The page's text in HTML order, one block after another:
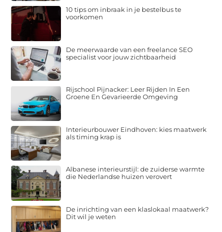
10 tips om inbraak in je bestelbus te
voorkomen
De meerwaarde van een freelance SEO
specialist voor jouw zichtbaarheid
Rijschool Pijnacker: Leer Rijden In Een
Groene En Gevarieerde Omgeving
Interieurbouwer Eindhoven: kies maatwerk
als timing krap is
Albanese interieurstijl: de zuiderse warmte
die Nederlandse huizen verovert
De inrichting van een klaslokaal maatwerk?
Dit wil je weten